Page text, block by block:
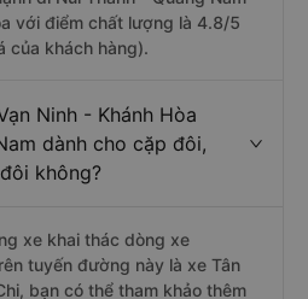
với điểm chất lượng là 4.8/5
của khách hàng).
Ninh - Khánh Hòa
dành cho cặp đôi,
không?
xe khai thác dòng xe
tuyến đường này là xe Tân
bạn có thể tham khảo thêm